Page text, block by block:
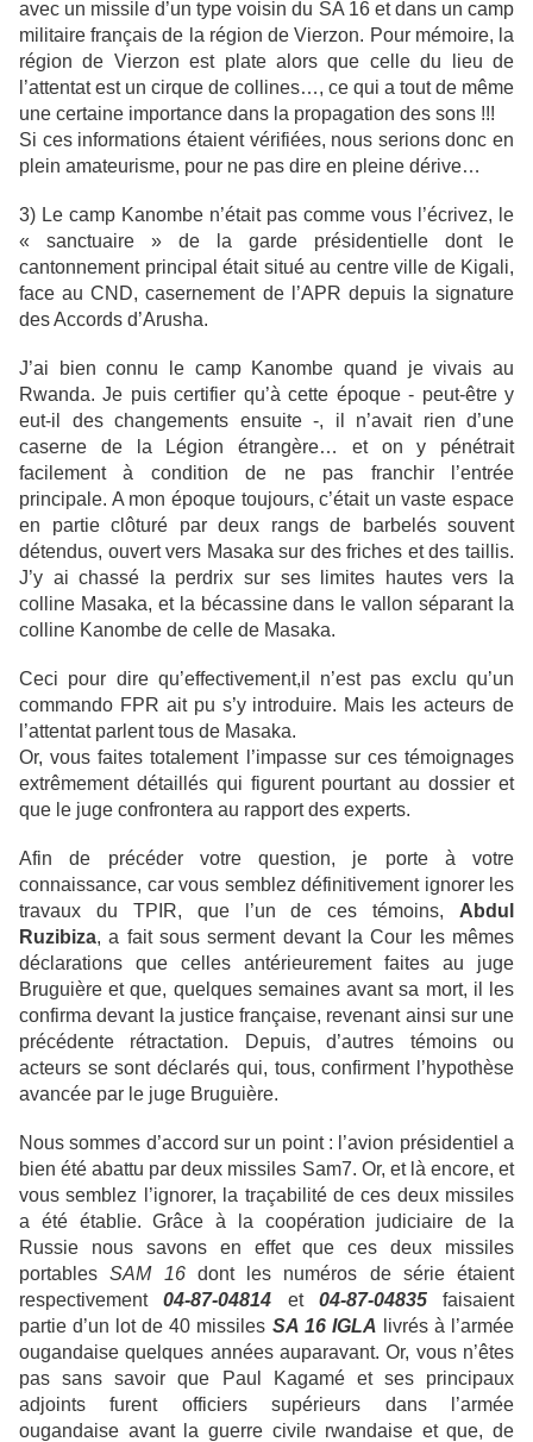
avec un missile d’un type voisin du SA 16 et dans un camp
militaire français de la région de Vierzon. Pour mémoire, la
région de Vierzon est plate alors que celle du lieu de
l’attentat est un cirque de collines…, ce qui a tout de même
une certaine importance dans la propagation des sons !!!
Si ces informations étaient vérifiées, nous serions donc en
plein amateurisme, pour ne pas dire en pleine dérive…
3) Le camp Kanombe n’était pas comme vous l’écrivez, le
« sanctuaire » de la garde présidentielle dont le
cantonnement principal était situé au centre ville de Kigali,
face au CND, casernement de l’APR depuis la signature
des Accords d’Arusha.
J’ai bien connu le camp Kanombe quand je vivais au
Rwanda. Je puis certifier qu’à cette époque - peut-être y
eut-il des changements ensuite -, il n’avait rien d’une
caserne de la Légion étrangère… et on y pénétrait
facilement à condition de ne pas franchir l’entrée
principale. A mon époque toujours, c’était un vaste espace
en partie clôturé par deux rangs de barbelés souvent
détendus, ouvert vers Masaka sur des friches et des taillis.
J’y ai chassé la perdrix sur ses limites hautes vers la
colline Masaka, et la bécassine dans le vallon séparant la
colline Kanombe de celle de Masaka.
Ceci pour dire qu’effectivement,il n’est pas exclu qu’un
commando FPR ait pu s’y introduire. Mais les acteurs de
l’attentat parlent tous de Masaka.
Or, vous faites totalement l’impasse sur ces témoignages
extrêmement détaillés qui figurent pourtant au dossier et
que le juge confrontera au rapportdes experts.
Afin de précéder votre question, je porte à votre
connaissance, car vous semblez définitivement ignorer les
travaux du TPIR, que l’un de ces témoins, Abdul
Ruzibiza, a fait sous serment devant laCour les mêmes
déclarations que celles antérieurement faites au juge
Bruguière et que, quelques semaines avant sa mort, il les
confirma devant la justice française, revenant ainsi sur une
précédente rétractation. Depuis, d’autres témoins ou
acteurs se sont déclarés qui, tous, confirment l’hypothèse
avancée par le juge Bruguière.
Nous sommes d’accord sur un point : l’avion présidentiel a
bien été abattu par deux missiles Sam7. Or, et là encore, et
vous semblez l’ignorer, la traçabilité de ces deux missiles
a été établie. Grâce à la coopération judiciaire de la
Russie nous savons en effet que ces deux missiles
portables
SAM 16dont les numéros de série étaient
respectivement04-87-04814 et 04-87-04835faisaient
partie d’un lot de 40 missiles SA 16 IGLA livrés à l’armée
ougandaise quelques années auparavant. Or, vous n’êtes
pas sans savoir que Paul Kagamé et ses principaux
adjoints furent officiers supérieurs dans l’armée
ougandaise avant la guerre civile rwandaise et que, de